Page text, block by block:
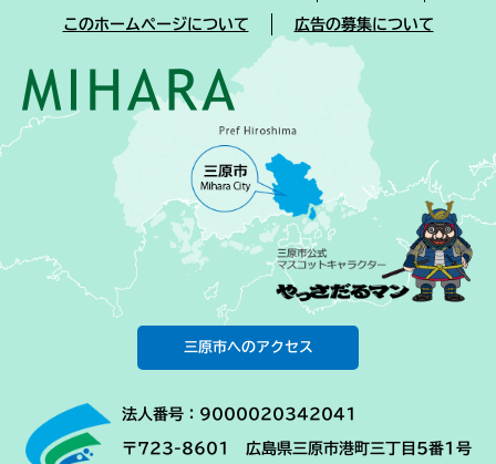
このホームページについて 広告の募集について
三原市へのアクセス
法人番号：9000020342041
〒723-8601 広島県三原市港町三丁目5番1号